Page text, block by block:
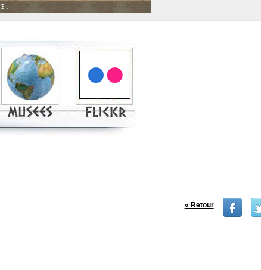
« Retour